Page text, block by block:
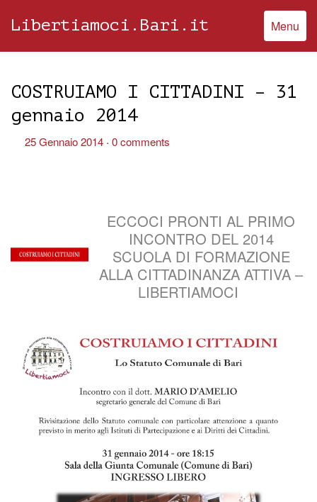
Libertiamoci.Bari.it Menu
COSTRUIAMO I CITTADINI – 31
gennaio 2014
25 Gennaio 2014 0 comments
ECCOCI PRONTI AL PRIMO
INCONTRO DEL 2014
SCUOLA DI FORMAZIONE
ALLA CITTADINANZA ATTIVA –
LIBERTIAMOCI